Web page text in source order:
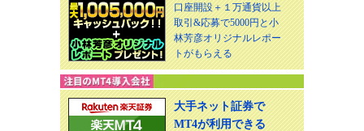
口座開設＋１万通貨以上
取引&応募で5000円と小
林芳彦オリジナルレポー
トがもらえる
大手ネット証券で
MT4が利用できる